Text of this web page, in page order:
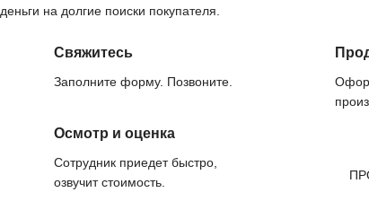
деньги на долгие поиски покупателя.
Свяжитесь
Заполните форму. Позвоните.
Осмотр и оценка
Сотрудник приедет быстро,
озвучит стоимость.